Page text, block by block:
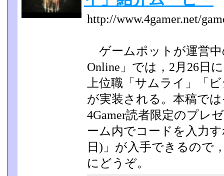
http://www.4gamer.net/
ゲームポットが運営中
Online」では，2月26日
上位職「サムライ」「
が実装される。本稿で
4Gamer読­者限定のプレ
ーム内でコードを入力
日)」が入手できるので
にどうぞ。